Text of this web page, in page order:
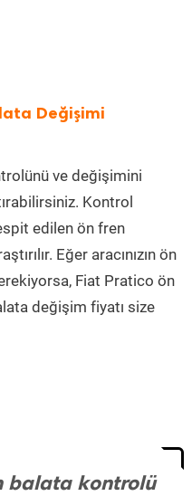
Değişimi
ve değişimini
Kontrol
edilen ön fren
Eğer aracınızın ön
Fiat Pratico ön
değişim fiyatı size
balata kontrolü